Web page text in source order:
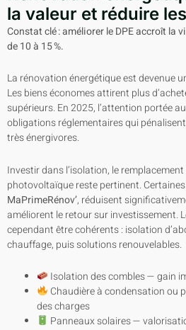
la valeur et réduire
Constat clé : améliorer le DPE accroît la
de 10 à 15 %.
La rénovation énergétique est devenue
Les biens économes attirent plus
supérieurs. En 2025, l’attention portée
obligations réglementaires qui
très énergivores.
Investir dans l’isolation, le
photovoltaïque reste pertinent.
MaPrimeRénov’, réduisent
améliorent le retour sur investissement.
cependant être cohérents : isolation
chauffage, puis solutions renouvelables.
Isolation des combles — gain
Chaudière à condensation ou
des charges
Panneaux solaires —